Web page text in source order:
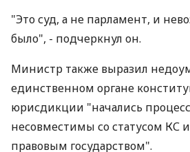
"Это суд, а не парламент, и
было", - подчеркнул он.
Министр также выразил
единственном органе
юрисдикции "начались
несовместимы со статусом КС
правовым государством".